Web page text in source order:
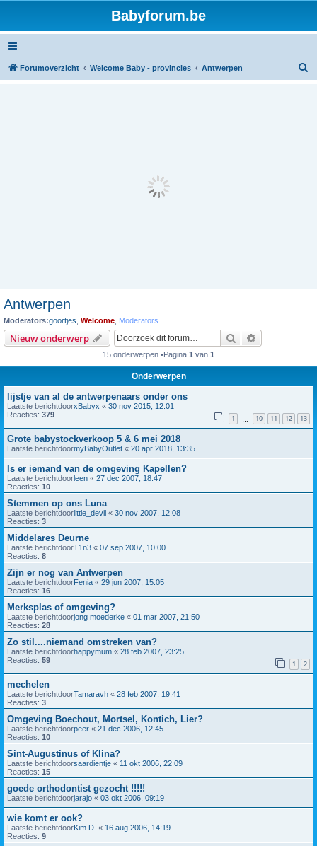
Babyforum.be
Forumoverzicht Welcome Baby - provincies Antwerpen
Antwerpen
Moderators:goortjes Welcome Moderators
Nieuw onderwerp Zoek
15 onderwerpen •Pagina 1 van 1
Onderwerpen
lijstje van al de antwerpenaars onder ons
Laatste berichtdoorxBabyx « 30 nov 2015, 12:01
Reacties: 379 1 10 11 12 13
Grote babystockverkoop 5 & 6 mei 2018
Laatste berichtdoormyBabyOutlet « 20 apr 2018, 13:35
Is er iemand van de omgeving Kapellen?
Laatste berichtdoorleen « 27 dec 2007, 18:47
Reacties: 10
Stemmen op ons Luna
Laatste berichtdoorlittle_devil « 30 nov 2007, 12:08
Reacties: 3
Middelares Deurne
Laatste berichtdoorT1n3 « 07 sep 2007, 10:00
Reacties: 8
Zijn er nog van Antwerpen
Laatste berichtdoorFenia « 29 jun 2007, 15:05
Reacties: 16
Merksplas of omgeving?
Laatste berichtdoorjong moederke « 01 mar 2007, 21:50
Reacties: 28
Zo stil....niemand omstreken van?
Laatste berichtdoorhappymum « 28 feb 2007, 23:25
Reacties: 59 1 2
mechelen
Laatste berichtdoorTamaravh « 28 feb 2007, 19:41
Reacties: 3
Omgeving Boechout, Mortsel, Kontich, Lier?
Laatste berichtdoorpeer « 21 dec 2006, 12:45
Reacties: 10
Sint-Augustinus of Klina?
Laatste berichtdoorsaardientje « 11 okt 2006, 22:09
Reacties: 15
goede orthodontist gezocht !!!!!
Laatste berichtdoorjarajo « 03 okt 2006, 09:19
wie komt er ook?
Laatste berichtdoorKim.D. « 16 aug 2006, 14:19
Reacties: 9